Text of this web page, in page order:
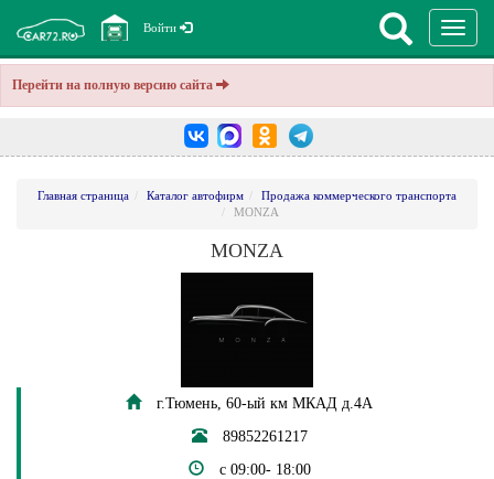
Перейти на полную версию сайта
Войти
Главная страница Каталог автофирм
Продажа коммерческого транспорта
MONZA
MONZA
г.Тюмень, 60-ый км МКАД д.4А
89852261217
c 09:00- 18:00